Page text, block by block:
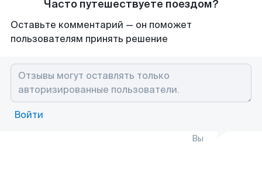
Часто путешествуете поездом?
Оставьте комментарий — он поможет
пользователям принять решение
Войти
Вы